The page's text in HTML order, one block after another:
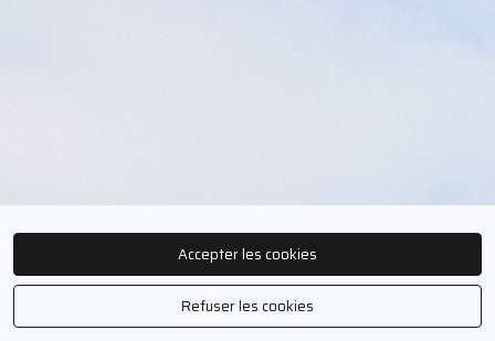
Accepter les cookies
Refuser les cookies